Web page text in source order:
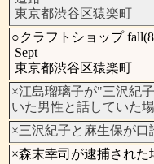
東京都渋谷区猿楽町
○クラフトショップ
Sept
東京都渋谷区猿楽町
×江島瑠璃子が"三沢紀
いた男性と話していた
×三沢紀子と麻生保が口
×森末幸司が逮捕された